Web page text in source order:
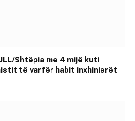
Shtëpia me 4 mijë kuti
të varfër habit inxhinierët